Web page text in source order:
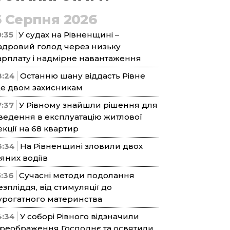
Серпня 2026
У судах на Рівненщині –
голод через низьку
і надмірне навантаження
Останню шану віддасть Рівне
двом захисникам
У Рівному знайшли рішення для
в експлуатацію житлової
на 68 квартир
На Рівненщині зловили двох
водіїв
Сучасні методи подолання
від стимуляції до
материнства
У соборі Рівного відзначили